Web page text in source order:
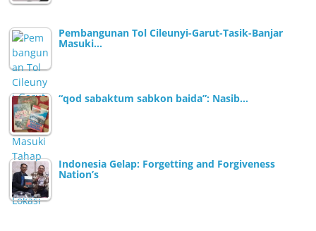
Pembangunan Tol Cileunyi-Garut-Tasik-Banjar
Masuki…
“qod sabaktum sabkon baida”: Nasib…
Indonesia Gelap: Forgetting and Forgiveness
Nation’s